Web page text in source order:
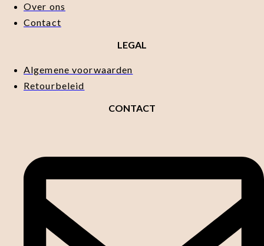
Over ons
Contact
LEGAL
Algemene voorwaarden
Retourbeleid
CONTACT